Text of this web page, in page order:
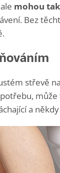
mohou
Bez
střevě
a